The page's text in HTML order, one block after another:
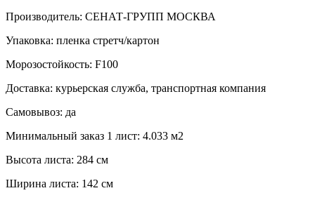
Производитель: СЕНАТ-ГРУПП МОСКВА
Упаковка: пленка стретч/картон
Морозостойкость: F100
Доставка: курьерская служба, транспортная компания
Самовывоз: да
Минимальный заказ 1 лист: 4.033 м2
Высота листа: 284 см
Ширина листа: 142 см